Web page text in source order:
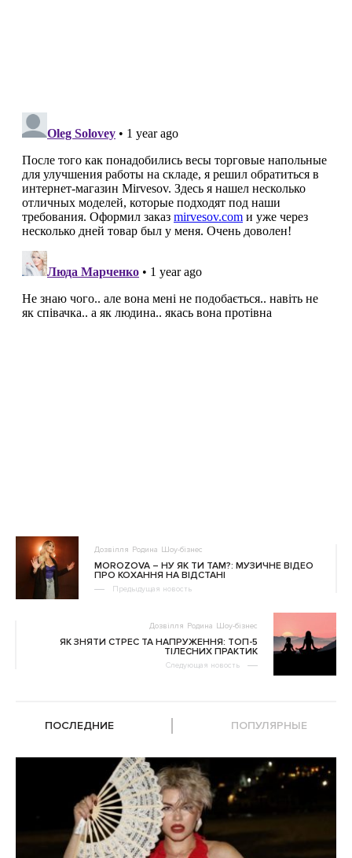
Дозвілля Родина Шоу-бізнес
MOROZOVA – НУ ЯК ТИ ТАМ?: МУЗИЧНЕ ВІДЕО
ПРО КОХАННЯ НА ВІДСТАНІ
Предыдущая новость
Дозвілля Родина Шоу-бізнес
ЯК ЗНЯТИ СТРЕС ТА НАПРУЖЕННЯ: ТОП-5
ТІЛЕСНИХ ПРАКТИК
Следующая новость
ПОСЛЕДНИЕ ПОПУЛЯРНЫЕ